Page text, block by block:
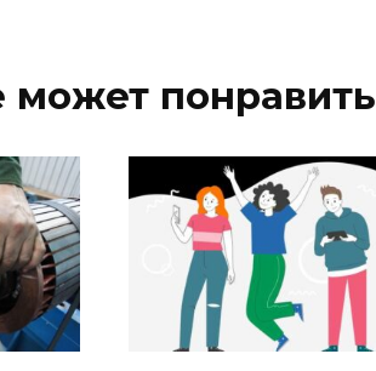
может